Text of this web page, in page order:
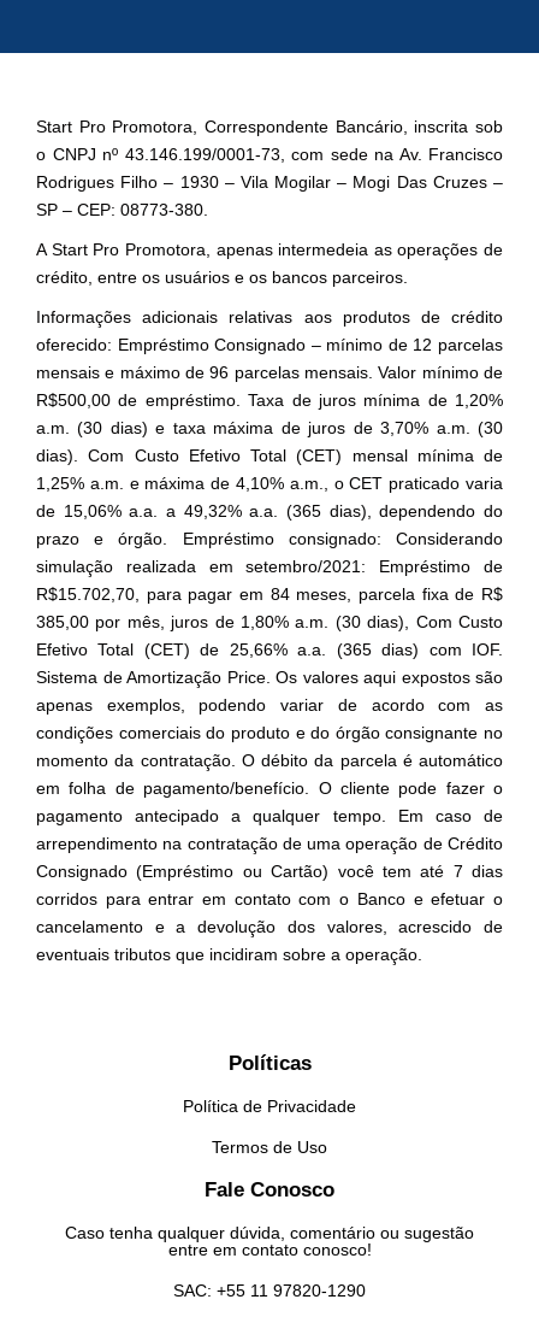
Start Pro Promotora, Correspondente Bancário, inscrita sob
o CNPJ nº 43.146.199/0001-73, com sede na Av. Francisco
Rodrigues Filho – 1930 – Vila Mogilar – Mogi Das Cruzes –
SP – CEP: 08773-380.
A Start Pro Promotora, apenas intermedeia as operações de
crédito, entre os usuários e os bancos parceiros.
Informações adicionais relativas aos produtos de crédito
oferecido: Empréstimo Consignado – mínimo de 12 parcelas
mensais e máximo de 96 parcelas mensais. Valor mínimo de
R$500,00 de empréstimo. Taxa de juros mínima de 1,20%
a.m. (30 dias) e taxa máxima de juros de 3,70% a.m. (30
dias). Com Custo Efetivo Total (CET) mensal mínima de
1,25% a.m. e máxima de 4,10% a.m., o CET praticado varia
de 15,06% a.a. a 49,32% a.a. (365 dias), dependendo do
prazo e órgão. Empréstimo consignado: Considerando
simulação realizada em setembro/2021: Empréstimo de
R$15.702,70, para pagar em 84 meses, parcela fixa de R$
385,00 por mês, juros de 1,80% a.m. (30 dias), Com Custo
Efetivo Total (CET) de 25,66% a.a. (365 dias) com IOF.
Sistema de Amortização Price. Os valores aqui expostos são
apenas exemplos, podendo variar de acordo com as
condições comerciais do produto e do órgão consignante no
momento da contratação. O débito da parcela é automático
em folha de pagamento/benefício. O cliente pode fazer o
pagamento antecipado a qualquer tempo. Em caso de
arrependimento na contratação de uma operação de Crédito
Consignado (Empréstimo ou Cartão) você tem até 7 dias
corridos para entrar em contato com o Banco e efetuar o
cancelamento e a devolução dos valores, acrescido de
eventuais tributos que incidiram sobre a operação.
Políticas
Política de Privacidade
Termos de Uso
Fale Conosco
Caso tenha qualquer dúvida, comentário ou sugestão
entre em contato conosco!
SAC: +55 11 97820-1290